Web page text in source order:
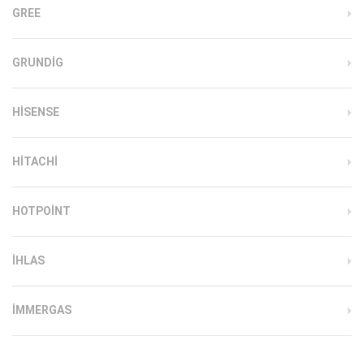
GREE
GRUNDIG
HISENSE
HITACHI
HOTPOINT
IHLAS
İMMERGAS